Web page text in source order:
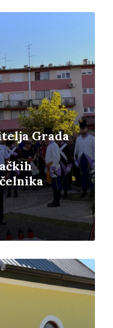
Grada